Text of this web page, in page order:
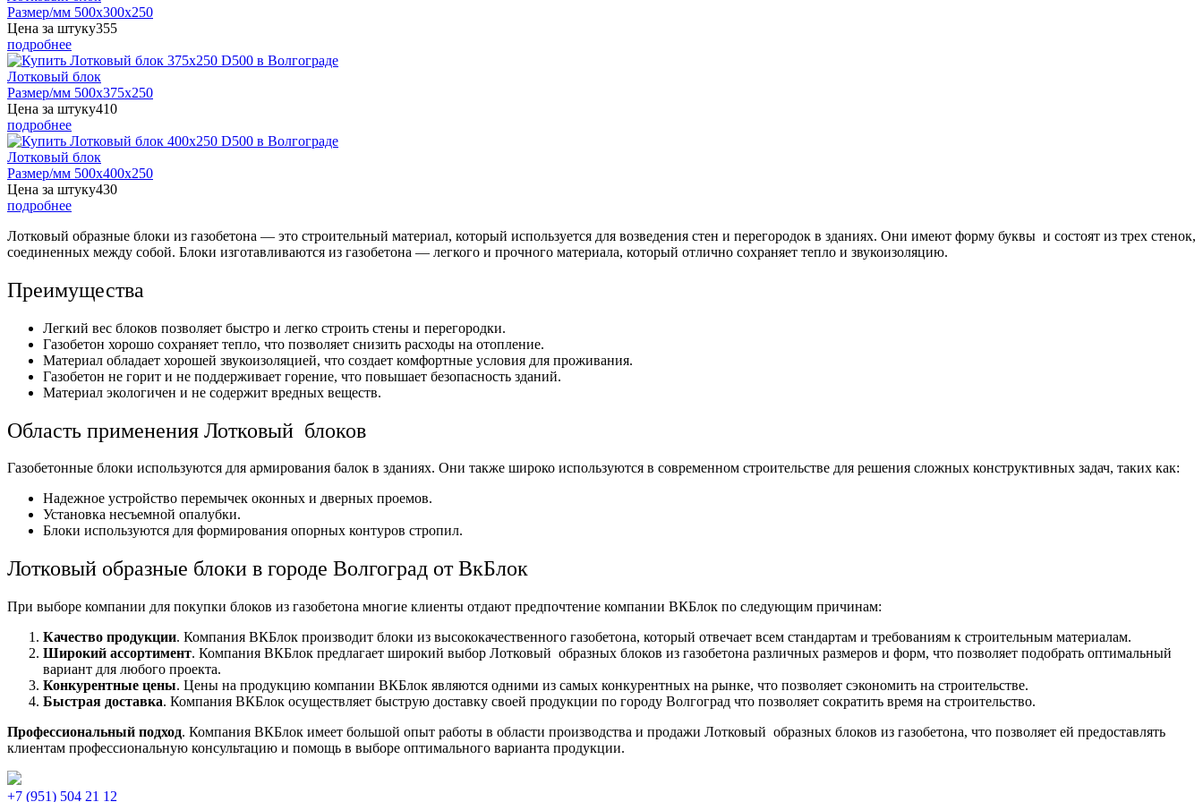
Размер/мм 500x300x250
Цена за штуку355
подробнее
Лотковый блок
Размер/мм 500x375x250
Цена за штуку410
подробнее
Лотковый блок
Размер/мм 500x400x250
Цена за штуку430
подробнее
Лотковый образные блоки из газобетона — это строительный материал, который используется для возведения стен и перегородок в зданиях. Они имеют форму буквы и состоят из трех стенок,
соединенных между собой. Блоки изготавливаются из газобетона — легкого и прочного материала, который отлично сохраняет тепло и звукоизоляцию.
Преимущества
Легкий вес блоков позволяет быстро и легко строить стены и перегородки.
Газобетон хорошо сохраняет тепло, что позволяет снизить расходы на отопление.
Материал обладает хорошей звукоизоляцией, что создает комфортные условия для проживания.
Газобетон не горит и не поддерживает горение, что повышает безопасность зданий.
Материал экологичен и не содержит вредных веществ.
Область применения Лотковый блоков
Газобетонные блоки используются для армирования балок в зданиях. Они также широко используются в современном строительстве для решения сложных конструктивных задач, таких как:
Надежное устройство перемычек оконных и дверных проемов.
Установка несъемной опалубки.
Блоки используются для формирования опорных контуров стропил.
Лотковый образные блоки в городе Волгоград от ВкБлок
При выборе компании для покупки блоков из газобетона многие клиенты отдают предпочтение компании ВКБлок по следующим причинам:
Качество продукции. Компания ВКБлок производит блоки из высококачественного газобетона, который отвечает всем стандартам и требованиям к строительным материалам.
Широкий ассортимент. Компания ВКБлок предлагает широкий выбор Лотковый образных блоков из газобетона различных размеров и форм, что позволяет подобрать оптимальный
вариант для любого проекта.
Конкурентные цены. Цены на продукцию компании ВКБлок являются одними из самых конкурентных на рынке, что позволяет сэкономить на строительстве.
Быстрая доставка. Компания ВКБлок осуществляет быструю доставку своей продукции по городу Волгоград что позволяет сократить время на строительство.
Профессиональный подход. Компания ВКБлок имеет большой опыт работы в области производства и продажи Лотковый образных блоков из газобетона, что позволяет ей предоставлять
клиентам профессиональную консультацию и помощь в выборе оптимального варианта продукции.
+7 (951) 504 21 12